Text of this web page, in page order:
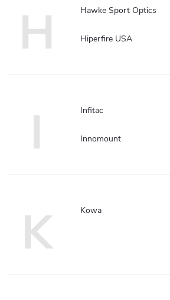
H Hawke Sport Optics
Hiperfire USA
I Infitac
Innomount
K Kowa